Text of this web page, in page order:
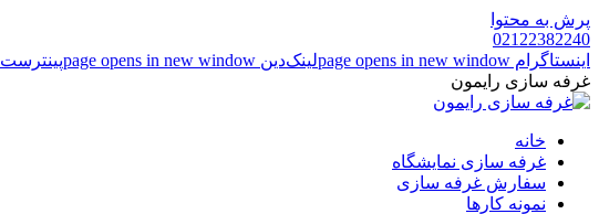
پرش به محتوا
02122382240
اینستاگرام page opens in new window
لینک‌دین page opens in new window پینترست page opens in new window
غرفه سازی رایمون
خانه
غرفه سازی نمایشگاه
سفارش غرفه سازی
نمونه کارها